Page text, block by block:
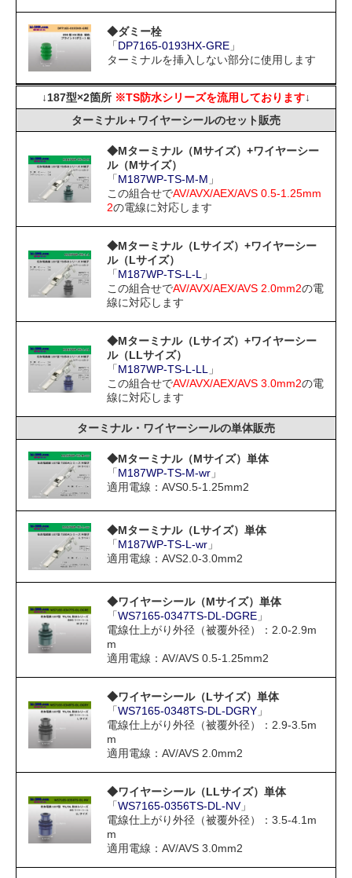
◆ダミー栓
「DP7165-0193HX-GRE 」
ターミナルを挿入しない部分に使用します
↓187型×2箇所 ※TS防水シリーズを流用しております↓
ターミナル＋ワイヤーシールのセット販売
◆Mターミナル（Mサイズ）+ワイヤーシー
ル（Mサイズ）
「M187WP-TS-M-M 」
この組合せでAV/AVX/AEX/AVS 0.5-1.25mm
2の電線に対応します
◆Mターミナル（Lサイズ）+ワイヤーシー
ル（Lサイズ）
「M187WP-TS-L-L
」
この組合せでAV/AVX/AEX/AVS 2.0mm2の電
線に対応します
◆Mターミナル（Lサイズ）+ワイヤーシー
ル（LLサイズ）
「M187WP-TS-L-LL
」
この組合せでAV/AVX/AEX/AVS 3.0mm2の電
線に対応します
ターミナル・ワイヤーシールの単体販売
◆Mターミナル（Mサイズ）単体
「M187WP-TS-M-wr 」
適用電線：AVS0.5-1.25mm2
◆Mターミナル（Lサイズ）単体
「M187WP-TS-L-wr 」
適用電線：AVS2.0-3.0mm2
◆ワイヤーシール（Mサイズ）単体
「WS7165-0347TS-DL-DGRE 」
電線仕上がり外径（被覆外径）：2.0-2.9m
m
適用電線：AV/AVS 0.5-1.25mm2
◆ワイヤーシール（Lサイズ）単体
「WS7165-0348TS-DL-DGRY 」
電線仕上がり外径（被覆外径）：2.9-3.5m
m
適用電線：AV/AVS 2.0mm2
◆ワイヤーシール（LLサイズ）単体
「WS7165-0356TS-DL-NV」
電線仕上がり外径（被覆外径）：3.5-4.1m
m
適用電線：AV/AVS 3.0mm2